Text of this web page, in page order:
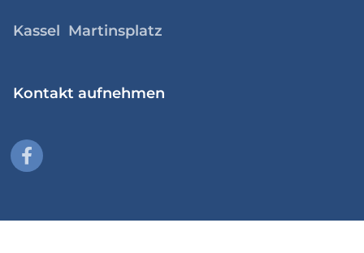
Kassel Martinsplatz
Kontakt aufnehmen